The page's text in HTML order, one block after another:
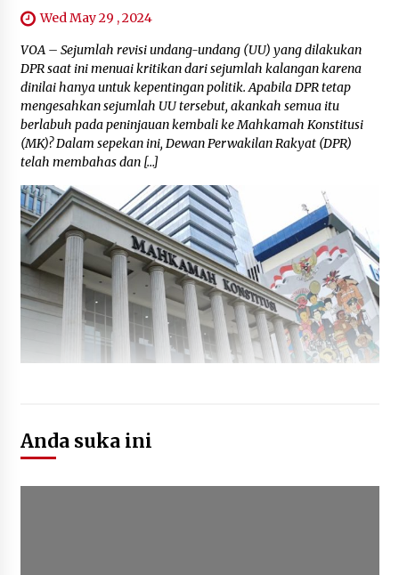
Wed May 29 , 2024
VOA – Sejumlah revisi undang-undang (UU) yang dilakukan
DPR saat ini menuai kritikan dari sejumlah kalangan karena
dinilai hanya untuk kepentingan politik. Apabila DPR tetap
mengesahkan sejumlah UU tersebut, akankah semua itu
berlabuh pada peninjauan kembali ke Mahkamah Konstitusi
(MK)? Dalam sepekan ini, Dewan Perwakilan Rakyat (DPR)
telah membahas dan […]
Anda suka ini